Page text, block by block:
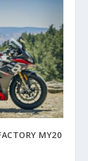
MY20